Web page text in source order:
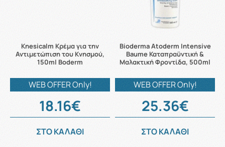
Knesicalm Κρέμα για την
Αντιμετώπιση του Κνησμού,
150ml Boderm
WEB OFFER Only!
18.16€
ΣΤΟ ΚΑΛΑΘΙ
Bioderma Atoderm Intensive
Baume Καταπραϋντική &
Μαλακτική Φροντίδα, 500ml
WEB OFFER Only!
25.36€
ΣΤΟ ΚΑΛΑΘΙ